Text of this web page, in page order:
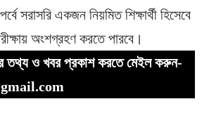
সরাসরি একজন নিয়মিত শিক্ষার্থী হিসেবে
অংশগ্রহণ করতে পারবে।
তথ্য ও খবর প্রকাশ করতে মেইল করুন-